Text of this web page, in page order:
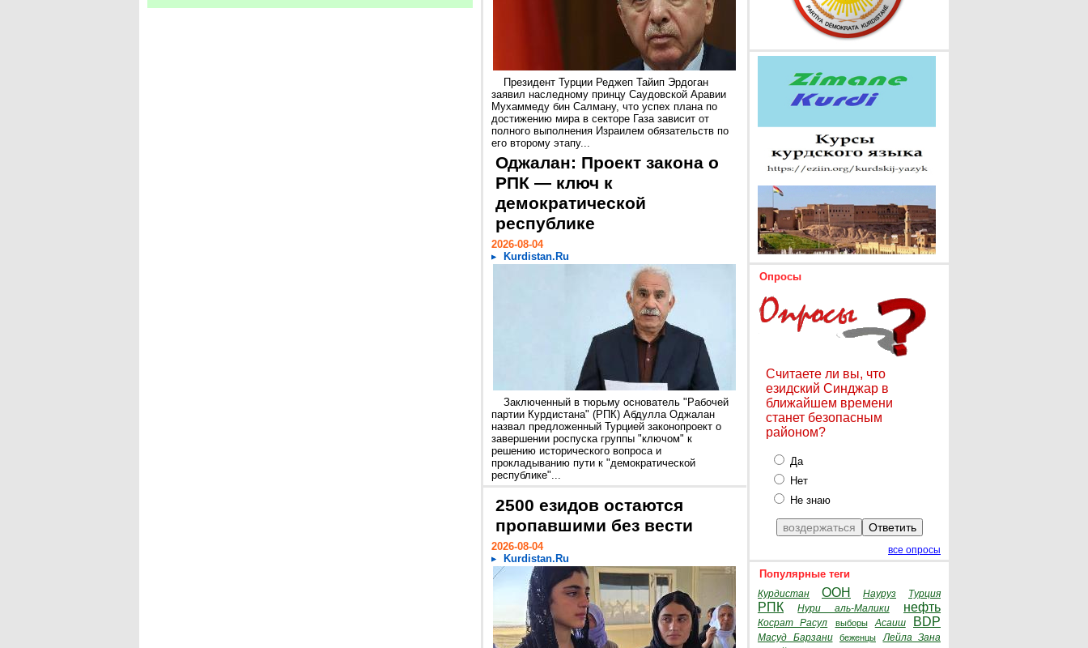
Президент Турции Реджеп Тайип Эрдоган
заявил наследному принцу Саудовской Аравии
Мухаммеду бин Салману, что успех плана по
достижению мира в секторе Газа зависит от
полного выполнения Израилем обязательств по
его второму этапу...
Оджалан: Проект закона о
РПК — ключ к
демократической
республике
2026-08-04
Kurdistan.Ru
Заключенный в тюрьму основатель "Рабочей
партии Курдистана" (РПК) Абдулла Оджалан
назвал предложенный Турцией законопроект о
завершении роспуска группы "ключом" к
решению исторического вопроса и
прокладыванию пути к "демократической
республике"...
2500 езидов остаются
пропавшими без вести
2026-08-04
Kurdistan.Ru
Опросы
Считаете ли вы, что
езидский Синджар в
ближайшем времени
станет безопасным
районом?
Да
Нет
Не знаю
все опросы
Популярные теги
Курдистан ООН Науруз Турция
РПК Нури аль-Малики нефть
Косрат Расул выборы Асаиш BDP
Масуд Барзани беженцы
Лейла Зана